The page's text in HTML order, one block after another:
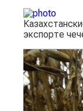
экспорте